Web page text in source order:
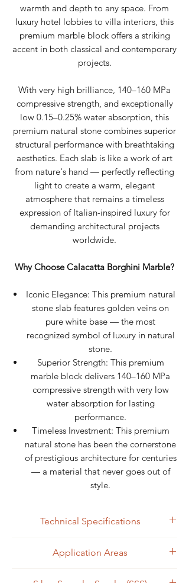
warmth and depth to any space. From
luxury hotel lobbies to villa interiors, this
premium marble block offers a striking
accent in both classical and contemporary
projects.
With very high brilliance, 140–160 MPa
compressive strength, and exceptionally
low 0.15–0.25% water absorption, this
premium natural stone combines superior
structural performance with breathtaking
aesthetics. Each slab is like a work of art
from nature's hand — perfectly reflecting
light to create a warm, elegant
atmosphere that remains a timeless
expression of Italian-inspired luxury for
demanding architectural projects
worldwide.
Why Choose Calacatta Borghini Marble?
Iconic Elegance: This premium natural
stone slab features golden veins on
pure white base — the most
recognized symbol of luxury in natural
stone.
Superior Strength: This premium
marble block delivers 140–160 MPa
compressive strength with very low
water absorption for lasting
performance.
Timeless Investment: This premium
natural stone has been the cornerstone
of prestigious architecture for centuries
— a material that never goes out of
style.
Technical Specifications
Specification Details
Application Areas